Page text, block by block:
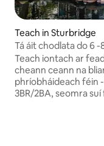
Teach in Sturbridge
Tá áit chodlata do 6
phríobháideach!
Teach iontach ar
cheann ceann na
phríobháideach féin
3BR/2BA, seomra